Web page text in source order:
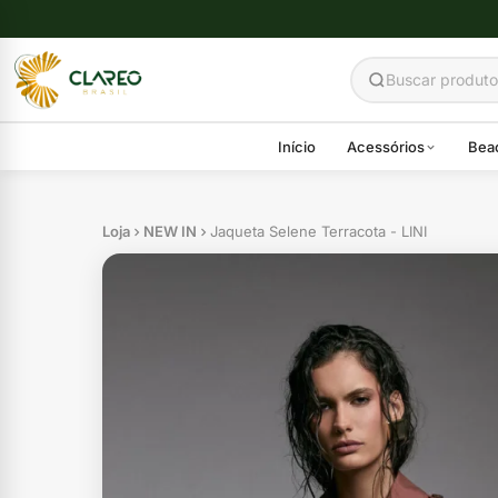
Início Acessórios
Loja NEW IN Jaqueta Selene Terracota - LINI